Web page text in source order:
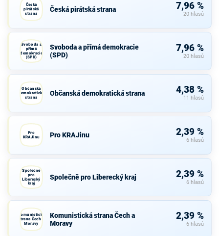
Česká
pirátská
strana
Česká pirátská strana 7,96 %
20 hlasů
Svoboda a
přímá
demokracie
(SPD)
Svoboda a přímá demokracie
(SPD)
7,96 %
20 hlasů
Občanská
demokratická
strana
Občanská demokratická strana 4,38 %
11 hlasů
Pro
KRAJinu
Pro KRAJinu 2,39 %
6 hlasů
Společně
pro
Liberecký
kraj
Společně pro Liberecký kraj 2,39 %
6 hlasů
Komunistická
strana Čech a
Moravy
Komunistická strana Čech a
Moravy
2,39 %
6 hlasů